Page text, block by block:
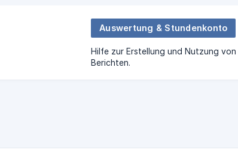
Auswertung & Stundenkonto
Hilfe zur Erstellung und Nutzung von
Berichten.